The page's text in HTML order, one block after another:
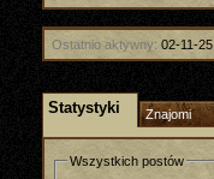
Ostatnio aktywny: 02-11-25
Statystyki Znajomi
Wszystkich postów